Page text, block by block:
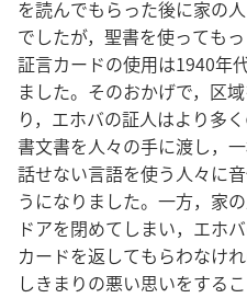
を読んでもらった後に家の
でしたが，聖書を使っても
証言カードの使用は1940年
ました。そのおかげで，区
り，エホバの証人はより多
書文書を人々の手に渡し，
話せない言語を使う人々に
うになりました。一方， 家
ドアを閉めてしまい，エホ
カードを返してもらわなけ
しきまりの悪い思いをする